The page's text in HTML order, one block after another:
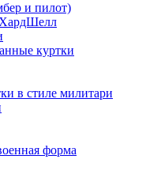
и пилот)
куртки
в стиле милитари
форма